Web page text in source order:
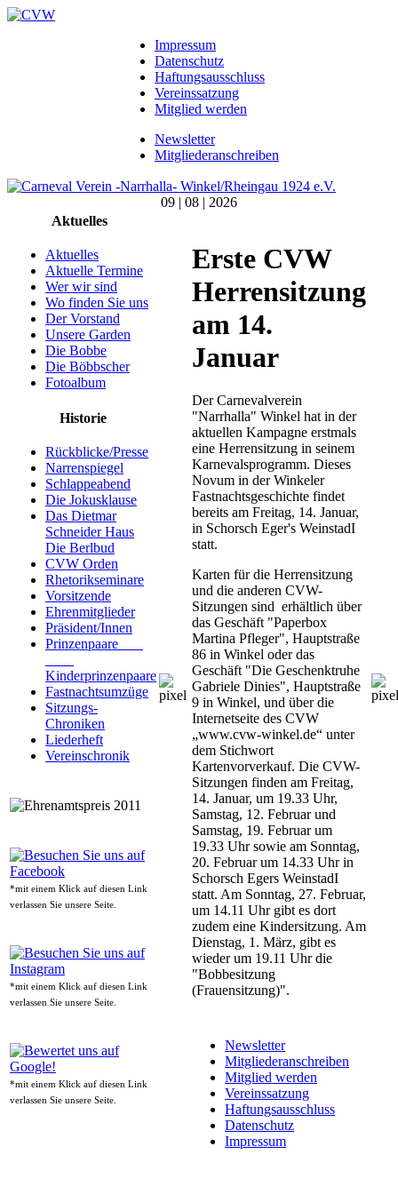
Impressum
Datenschutz
Haftungsausschluss
Vereinssatzung
Mitglied werden
Newsletter
Mitgliederanschreiben
09 | 08 | 2026
Aktuelles
Aktuelles
Aktuelle Termine
Wer wir sind
Wo finden Sie uns
Der Vorstand
Unsere Garden
Die Bobbe
Die Böbbscher
Fotoalbum
Historie
Rückblicke/Presse
Narrenspiegel
Schlappeabend
Die Jokusklause
Das Dietmar
Schneider Haus
Die Berlbud
CVW Orden
Rhetorikseminare
Vorsitzende
Ehrenmitglieder
Präsident/Innen
Prinzenpaare
Kinderprinzenpaare
Fastnachtsumzüge
Sitzungs-
Chroniken
Liederheft
Vereinschronik
*mit einem Klick auf diesen Link
verlassen Sie unsere Seite.
*mit einem Klick auf diesen Link
verlassen Sie unsere Seite.
*mit einem Klick auf diesen Link
verlassen Sie unsere Seite.
Erste CVW
Herrensitzung
am 14.
Januar
Der Carnevalverein
"Narrhalla" Winkel hat in der
aktuellen Kampagne erstmals
eine Herrensitzung in seinem
Karnevalsprogramm. Dieses
Novum in der Winkeler
Fastnachtsgeschichte findet
bereits am Freitag, 14. Januar,
in Schorsch Eger's WeinstadI
statt.
Karten für die Herrensitzung
und die anderen CVW-
Sitzungen sind erhältlich über
das Geschäft "Paperbox
Martina Pfleger", Hauptstraße
86 in Winkel oder das
Geschäft "Die Geschenktruhe
Gabriele Dinies", Hauptstraße
9 in Winkel, und über die
Internetseite des CVW
„www.cvw-winkel.de“ unter
dem Stichwort
Kartenvorverkauf. Die CVW-
Sitzungen finden am Freitag,
14. Januar, um 19.33 Uhr,
Samstag, 12. Februar und
Samstag, 19. Februar um
19.33 Uhr sowie am Sonntag,
20. Februar um 14.33 Uhr in
Schorsch Egers WeinstadI
statt. Am Sonntag, 27. Februar,
um 14.11 Uhr gibt es dort
zudem eine Kindersitzung. Am
Dienstag, 1. März, gibt es
wieder um 19.11 Uhr die
"Bobbesitzung
(Frauensitzung)".
Newsletter
Mitgliederanschreiben
Mitglied werden
Vereinssatzung
Haftungsausschluss
Datenschutz
Impressum